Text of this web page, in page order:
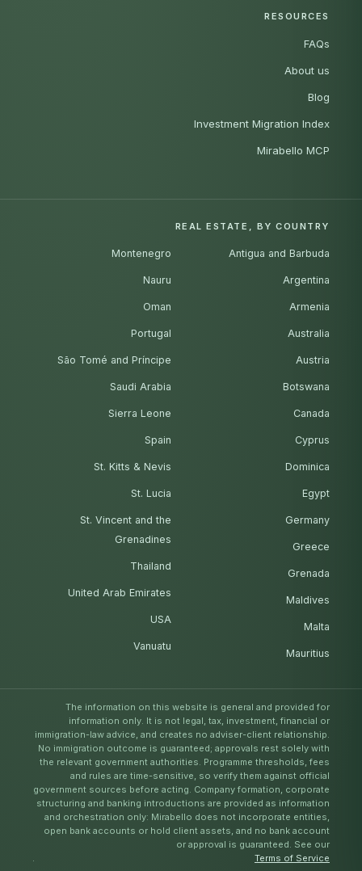
RESOURCES
FAQs
About us
Blog
Investment Migration Index
Mirabello MCP
REAL ESTATE, BY COUNTRY
Antigua and Barbuda
Argentina
Armenia
Australia
Austria
Botswana
Canada
Cyprus
Dominica
Egypt
Germany
Greece
Grenada
Maldives
Malta
Mauritius
Montenegro
Nauru
Oman
Portugal
São Tomé and Príncipe
Saudi Arabia
Sierra Leone
Spain
St. Kitts & Nevis
St. Lucia
St. Vincent and the
Grenadines
Thailand
United Arab Emirates
USA
Vanuatu
The information on this website is general and provided for
information only. It is not legal, tax, investment, financial or
immigration-law advice, and creates no adviser-client relationship.
No immigration outcome is guaranteed; approvals rest solely with
the relevant government authorities. Programme thresholds, fees
and rules are time-sensitive, so verify them against official
government sources before acting. Company formation, corporate
structuring and banking introductions are provided as information
and orchestration only: Mirabello does not incorporate entities,
open bank accounts or hold client assets, and no bank account
or approval is guaranteed. See our
Terms of Service
.